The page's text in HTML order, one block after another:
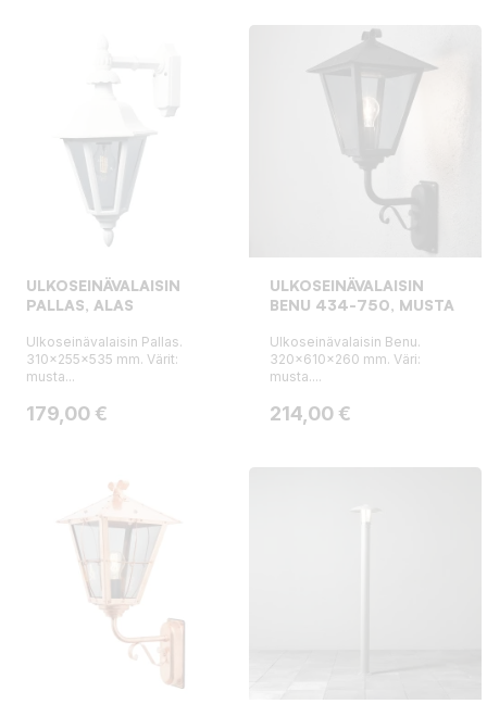
ULKOSEINÄVALAISIN
PALLAS, ALAS
Ulkoseinävalaisin Pallas.
310x255x535 mm. Värit:
musta...
Hinta
179,00 €
ULKOSEINÄVALAISIN
BENU 434-750, MUSTA
Ulkoseinävalaisin Benu.
320x610x260 mm. Väri:
musta....
Hinta
214,00 €